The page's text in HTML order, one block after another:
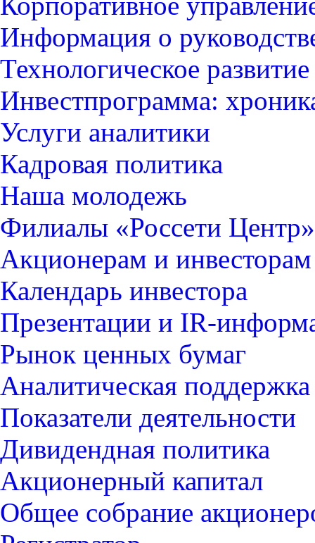
Информация о
Технологическое
Инвестпрограмма:
Услуги аналитики
Кадровая политика
Наша молодежь
Филиалы «Россети Центр»
Акционерам и инвесторам
Календарь инвестора
Презентации и IR-
Рынок ценных бумаг
Аналитическая поддержка
Показатели деятельности
Дивидендная политика
Акционерный капитал
Общее собрание